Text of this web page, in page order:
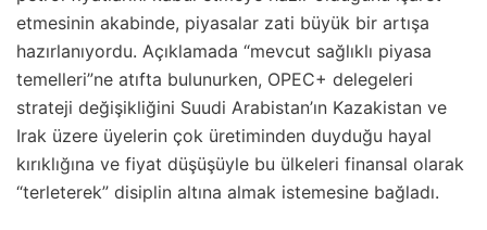
etmesinin akabinde, piyasalar zati büyük bir artışa
hazırlanıyordu. Açıklamada “mevcut sağlıklı piyasa
temelleri”ne atıfta bulunurken, OPEC+ delegeleri
strateji değişikliğini Suudi Arabistan’ın Kazakistan ve
Irak üzere üyelerin çok üretiminden duyduğu hayal
kırıklığına ve fiyat düşüşüyle bu ülkeleri finansal olarak
“terleterek” disiplin altına almak istemesine bağladı.